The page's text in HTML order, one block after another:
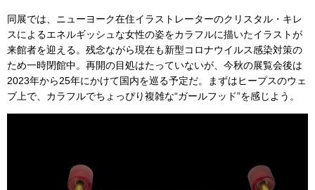
同展では、ニューヨーク在住イラストレーターのクリスタル・キレ
スによるエネルギッシュな女性の姿をカラフルに描いたイラストが
来館者を迎える。残念ながら現在も新型コロナウイルス感染対策の
ため一時閉館中。再開の目処はたっていないが、今秋の展覧会後は
2023年から25年にかけて国内を巡る予定だ。まずはヒープスのウェ
ブ上で、カラフルでちょっぴり複雑な“ガールフッド”を感じよう。